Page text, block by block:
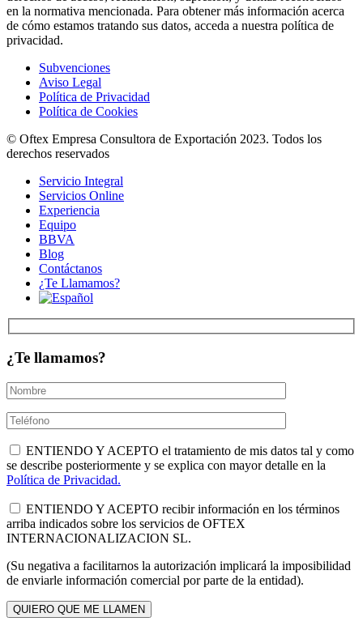
en la normativa mencionada. Para obtener más información acerca
de cómo estamos tratando sus datos, acceda a nuestra política de
privacidad.
Subvenciones
Aviso Legal
Política de Privacidad
Política de Cookies
© Oftex Empresa Consultora de Exportación 2023. Todos los
derechos reservados
Servicio Integral
Servicios Online
Experiencia
Equipo
BBVA
Blog
Contáctanos
¿Te Llamamos?
¿Te llamamos?
ENTIENDO Y ACEPTO el tratamiento de mis datos tal y como
se describe posteriormente y se explica con mayor detalle en la
Política de Privacidad.
ENTIENDO Y ACEPTO recibir información en los términos
arriba indicados sobre los servicios de OFTEX
INTERNACIONALIZACION SL.
(Su negativa a facilitarnos la autorización implicará la imposibilidad
de enviarle información comercial por parte de la entidad).